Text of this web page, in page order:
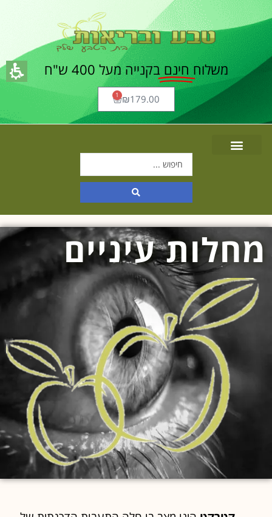
משלוח חינם בקנייה מעל 400 ש"ח
₪179.00
1
מחלות עיניים